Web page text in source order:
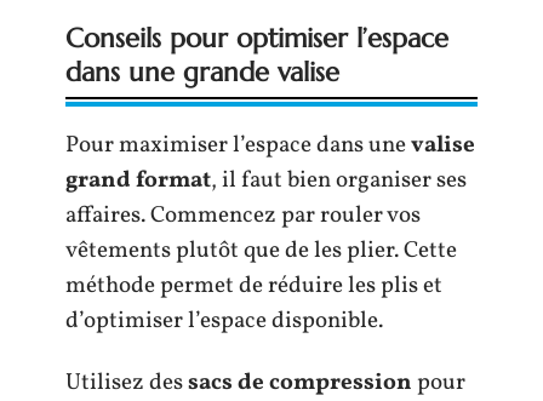
Conseils pour optimiser l’espace
dans une grande valise
Pour maximiser l’espace dans unevalise
grand format, il faut bien organiser ses
affaires. Commencez par rouler vos
vêtements plutôt que de les plier. Cette
méthode permet de réduire les plis et
d’optimiser l’espace disponible.
Utilisez dessacs de compressionpour